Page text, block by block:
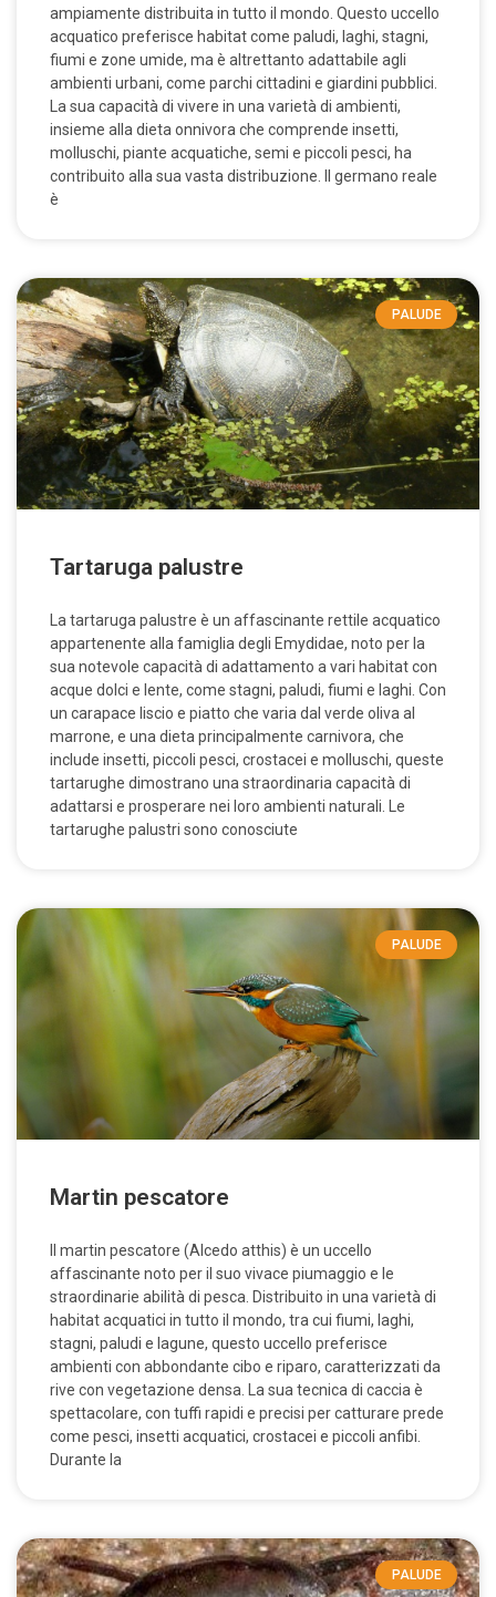
ampiamente distribuita in tutto il mondo. Questo uccello
acquatico preferisce habitat come paludi, laghi, stagni,
fiumi e zone umide, ma è altrettanto adattabile agli
ambienti urbani, come parchi cittadini e giardini pubblici.
La sua capacità di vivere in una varietà di ambienti,
insieme alla dieta onnivora che comprende insetti,
molluschi, piante acquatiche, semi e piccoli pesci, ha
contribuito alla sua vasta distribuzione. Il germano reale
è
PALUDE
Tartaruga palustre
La tartaruga palustre è un affascinante rettile acquatico
appartenente alla famiglia degli Emydidae, noto per la
sua notevole capacità di adattamento a vari habitat con
acque dolci e lente, come stagni, paludi, fiumi e laghi. Con
un carapace liscio e piatto che varia dal verde oliva al
marrone, e una dieta principalmente carnivora, che
include insetti, piccoli pesci, crostacei e molluschi, queste
tartarughe dimostrano una straordinaria capacità di
adattarsi e prosperare nei loro ambienti naturali. Le
tartarughe palustri sono conosciute
PALUDE
Martin pescatore
Il martin pescatore (Alcedo atthis) è un uccello
affascinante noto per il suo vivace piumaggio e le
straordinarie abilità di pesca. Distribuito in una varietà di
habitat acquatici in tutto il mondo, tra cui fiumi, laghi,
stagni, paludi e lagune, questo uccello preferisce
ambienti con abbondante cibo e riparo, caratterizzati da
rive con vegetazione densa. La sua tecnica di caccia è
spettacolare, con tuffi rapidi e precisi per catturare prede
come pesci, insetti acquatici, crostacei e piccoli anfibi.
Durante la
PALUDE